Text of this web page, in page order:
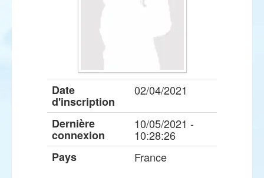
Date
d'inscription
02/04/2021
Dernière
connexion
10/05/2021 -
10:28:26
Pays
France